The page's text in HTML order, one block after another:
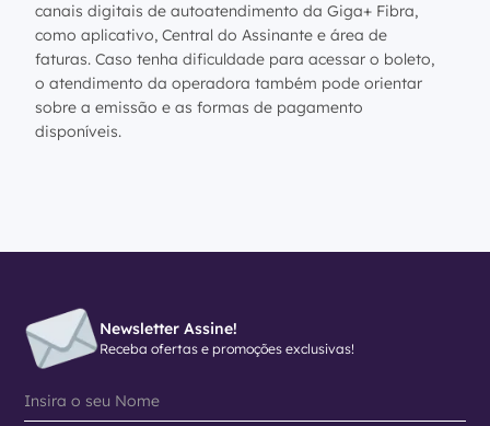
canais digitais de autoatendimento da Giga+ Fibra,
como aplicativo, Central do Assinante e área de
faturas. Caso tenha dificuldade para acessar o boleto,
o atendimento da operadora também pode orientar
sobre a emissão e as formas de pagamento
disponíveis.
Newsletter Assine!
Receba ofertas e promoções exclusivas!